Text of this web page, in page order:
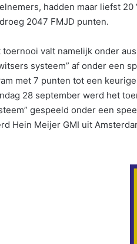
hadden maar liefst
2047 FMJD punten.
toernooi valt namelijk onder
systeem” af onder een
met 7 punten tot een
28 september werd het
gespeeld onder een
Hein Meijer GMI uit